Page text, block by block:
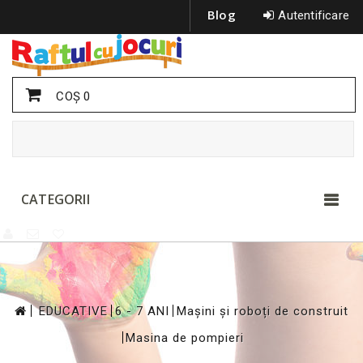
Autentificare
Blog
COŞ0
CATEGORII
>
EDUCATIVE
>
6 - 7 ANI
Mașini și roboți de construit
>
Masina de pompieri